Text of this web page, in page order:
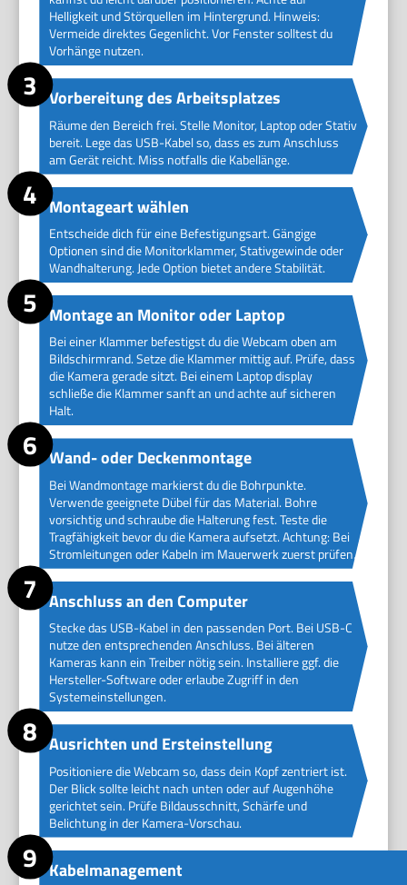
Helligkeit und Störquellen im Hintergrund. Hinweis:
Vermeide direktes Gegenlicht. Vor Fenster solltest du
Vorhänge nutzen.
Vorbereitung des Arbeitsplatzes
Räume den Bereich frei. Stelle Monitor, Laptop oder Stativ
bereit. Lege das USB-Kabel so, dass es zum Anschluss
am Gerät reicht. Miss notfalls die Kabellänge.
Montageart wählen
Entscheide dich für eine Befestigungsart. Gängige
Optionen sind die Monitorklammer, Stativgewinde oder
Wandhalterung. Jede Option bietet andere Stabilität.
Montage an Monitor oder Laptop
Bei einer Klammer befestigst du die Webcam oben am
Bildschirmrand. Setze die Klammer mittig auf. Prüfe, dass
die Kamera gerade sitzt. Bei einem Laptop display
schließe die Klammer sanft an und achte auf sicheren
Halt.
Wand- oder Deckenmontage
Bei Wandmontage markierst du die Bohrpunkte.
Verwende geeignete Dübel für das Material. Bohre
vorsichtig und schraube die Halterung fest. Teste die
Tragfähigkeit bevor du die Kamera aufsetzt. Achtung: Bei
Stromleitungen oder Kabeln im Mauerwerk zuerst prüfen.
Anschluss an den Computer
Stecke das USB-Kabel in den passenden Port. Bei USB-C
nutze den entsprechenden Anschluss. Bei älteren
Kameras kann ein Treiber nötig sein. Installiere ggf. die
Hersteller-Software oder erlaube Zugriff in den
Systemeinstellungen.
Ausrichten und Ersteinstellung
Positioniere die Webcam so, dass dein Kopf zentriert ist.
Der Blick sollte leicht nach unten oder auf Augenhöhe
gerichtet sein. Prüfe Bildausschnitt, Schärfe und
Belichtung in der Kamera-Vorschau.
Kabelmanagement